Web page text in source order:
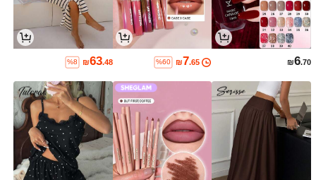
₪6.70
₪7.65
%60
₪63.48
%8